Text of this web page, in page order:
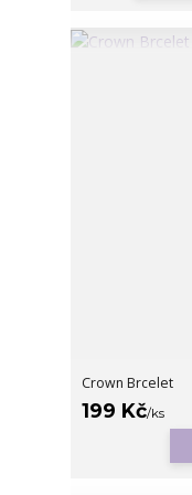
Crown Brcelet
199 Kč/ks